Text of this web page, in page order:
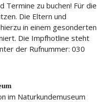
Termine zu buchen! Für die
Die Eltern und
in einem gesonderten
Die Impfhotline steht
der Rufnummer: 030
im Naturkundemuseum